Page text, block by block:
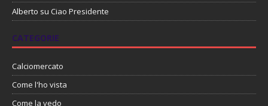
Alberto su Ciao Presidente
CATEGORIE
Calciomercato
Come l'ho vista
Come la vedo